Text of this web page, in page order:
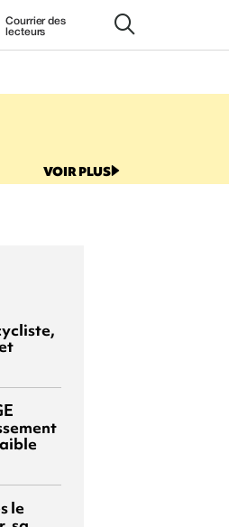
Courrier des
lecteurs
VOIR PLUS
le